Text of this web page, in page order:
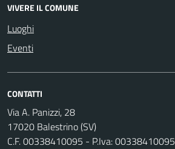
VIVERE IL COMUNE
Luoghi
Eventi
CONTATTI
Via A. Panizzi, 28
17020 Balestrino (SV)
C.F. 00338410095 - P.Iva: 00338410095